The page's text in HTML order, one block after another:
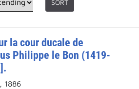
SORT
la cour ducale de
Philippe le Bon (1419-
1886